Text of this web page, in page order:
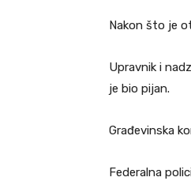
Nakon što je
Upravnik i
je bio pijan.
Građevinska
Federalna